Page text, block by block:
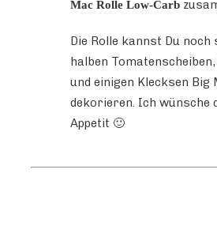
Mac Rolle Low-Carb
Die Rolle kannst Du
halben
und einigen Klecksen Big
dekorieren. Ich wünsche
Appetit 🙂